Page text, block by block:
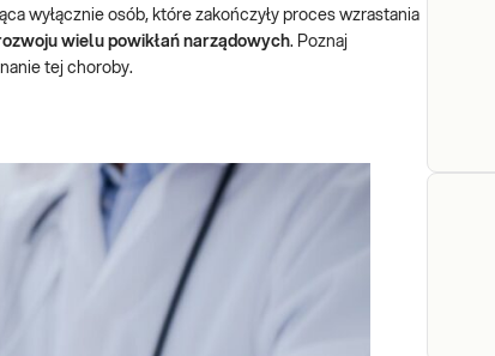
wyłącznie osób, które zakończyły proces wzrastania
wielu powikłań narządowych. Poznaj
tej choroby.